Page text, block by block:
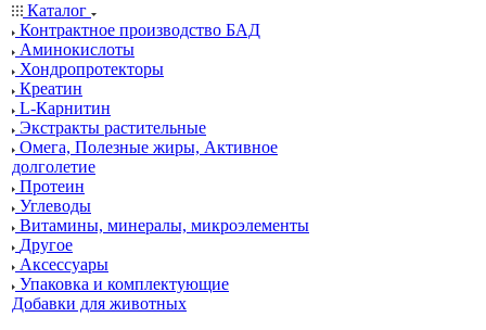
Каталог
Контрактное производство БАД
Аминокислоты
Хондропротекторы
Креатин
L-Карнитин
Экстракты растительные
Омега, Полезные жиры, Активное
долголетие
Протеин
Углеводы
Витамины, минералы, микроэлементы
Другое
Аксессуары
Упаковка и комплектующие
Добавки для животных